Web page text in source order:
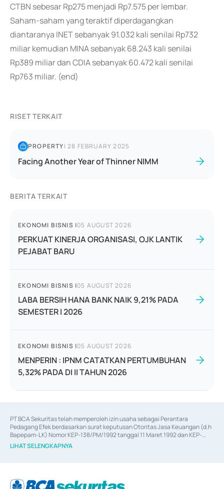
CTBN sebesar Rp275 menjadi Rp7.575 per lembar.
Saham-saham yang teraktif diperdagangkan
diantaranya INET sebanyak 91.032 kali senilai Rp732
miliar kemudian MINA sebanyak 68.243 kali senilai
Rp389 miliar dan CDIA sebanyak 60.472 kali senilai
Rp763 miliar. (end)
RISET TERKAIT
PROPERTY|28 FEBRUARY 2025
Facing Another Year of Thinner NIMM
BERITA TERKAIT
EKONOMI BISNIS |05 AUGUST 2026
PERKUAT KINERJA ORGANISASI, OJK LANTIK
PEJABAT BARU
EKONOMI BISNIS |05 AUGUST 2026
LABA BERSIH HANA BANK NAIK 9,21% PADA
SEMESTER I 2026
EKONOMI BISNIS |05 AUGUST 2026
MENPERIN : IPNM CATATKAN PERTUMBUHAN
5,32% PADA DI II TAHUN 2026
PT BCA Sekuritas telah memperoleh izin usaha sebagai Perantara
Pedagang Efek berdasarkan surat keputusan Otoritas Jasa Keuangan (d.h
Bapepam-LK) Nomor KEP-138/PM/1992 tanggal 11 Maret 1992 dan KEP-
06/D.04/2014 tanggal 28 Februari 2014, izin usaha sebagai Penjamin Emisi
Efek berdasarkan surat keputusan Otoritas Jasa Keuangan Nomor KEP-
berdasarkan surat keputusan Otoritas Jasa Keuangan Nomor S-
LIHAT SELENGKAPNYA